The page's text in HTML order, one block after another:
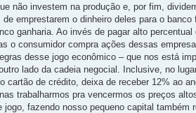
não investem na produção e, por fim,
emprestarem o dinheiro deles para o
ganharia. Ao invés de pagar alto
o consumidor compra ações dessas
desse jogo econômico – que nos está
lado da cadeia negocial. Inclusive, no
cartão de crédito, deixa de receber 12% ao
trabalharmos pra vencermos os preços
jogo, fazendo nosso pequeno capital